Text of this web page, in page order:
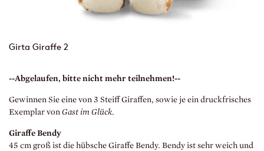
Girta Giraffe 2
--Abgelaufen, bitte nicht mehr teilnehmen!--
Gewinnen Sie eine von 3 Steiff Giraffen, sowie je ein druckfrisches
Exemplar von Gast im Glück.
Giraffe Bendy
45 cm groß ist die hübsche Giraffe Bendy. Bendy ist sehr weich und